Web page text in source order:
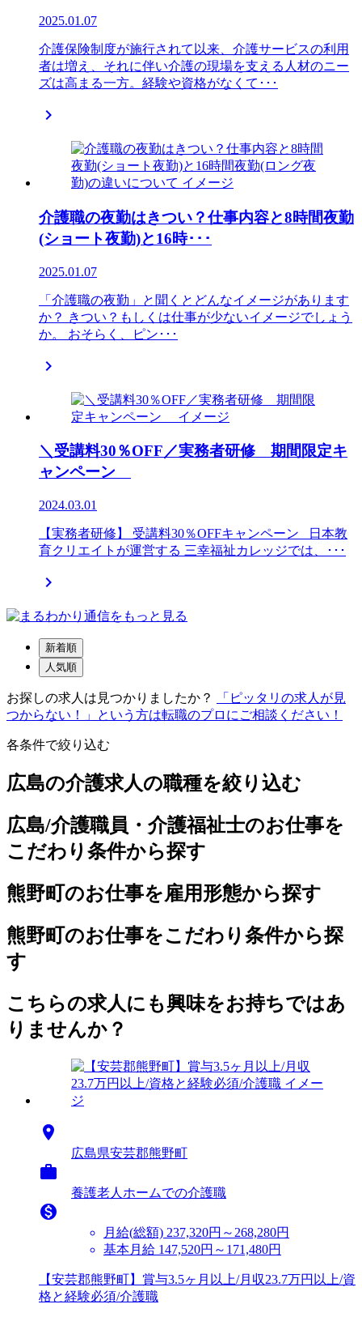
2025.01.07
介護保険制度が施行されて以来、介護サービスの利用
者は増え、それに伴い介護の現場を支える人材のニー
ズは高まる一方。経験や資格がなくて･･･

介護職の夜勤はきつい？仕事内容と8時間夜勤
(ショート夜勤)と16時･･･
2025.01.07
「介護職の夜勤」と聞くとどんなイメージがあります
か？ きつい？もしくは仕事が少ないイメージでしょう
か。 おそらく、ピン･･･

＼受講料30％OFF／実務者研修 期間限定キ
ャンペーン
2024.03.01
【実務者研修】 受講料30％OFFキャンペーン 日本教
育クリエイトが運営する 三幸福祉カレッジでは、･･･

新着順
人気順
お探しの求人は見つかりましたか？
「ピッタリの求人が見
つからない！」という方は転職のプロにご相談ください！
各条件で絞り込む
広島の介護求人の職種を絞り込む
広島/介護職員・介護福祉士のお仕事を
こだわり条件から探す
熊野町のお仕事を雇用形態から探す
熊野町のお仕事をこだわり条件から探
す
こちらの求人にも興味をお持ちではあ
りませんか？

広島県安芸郡熊野町

養護老人ホームでの介護職

月給(総額) 237,320円～268,280円
基本月給 147,520円～171,480円
【安芸郡熊野町】賞与3.5ヶ月以上/月収23.7万円以上/資
格と経験必須/介護職